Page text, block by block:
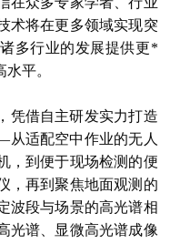
术将在更多领域实现突
多行业的发展提供更*
平。
凭借自主研发实力打造
适配空中作业的无人
，到便于现场检测的便
，再到聚焦地面观测的
波段与场景的高光谱相
光谱、显微高光谱成像